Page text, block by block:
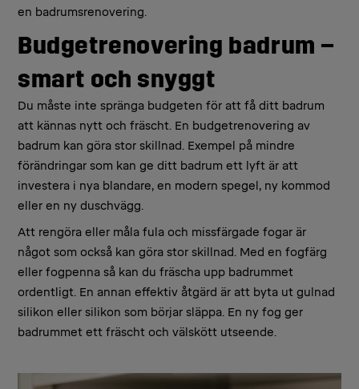
en badrumsrenovering.
Budgetrenovering badrum –
smart och snyggt
Du måste inte spränga budgeten för att få ditt badrum
att kännas nytt och fräscht. En budgetrenovering av
badrum kan göra stor skillnad. Exempel på mindre
förändringar som kan ge ditt badrum ett lyft är att
investera i nya blandare, en modern spegel, ny kommod
eller en ny duschvägg.
Att rengöra eller måla fula och missfärgade fogar är
något som också kan göra stor skillnad. Med en fogfärg
eller fogpenna så kan du fräscha upp badrummet
ordentligt. En annan effektiv åtgärd är att byta ut gulnad
silikon eller silikon som börjar släppa. En ny fog ger
badrummet ett fräscht och välskött utseende.